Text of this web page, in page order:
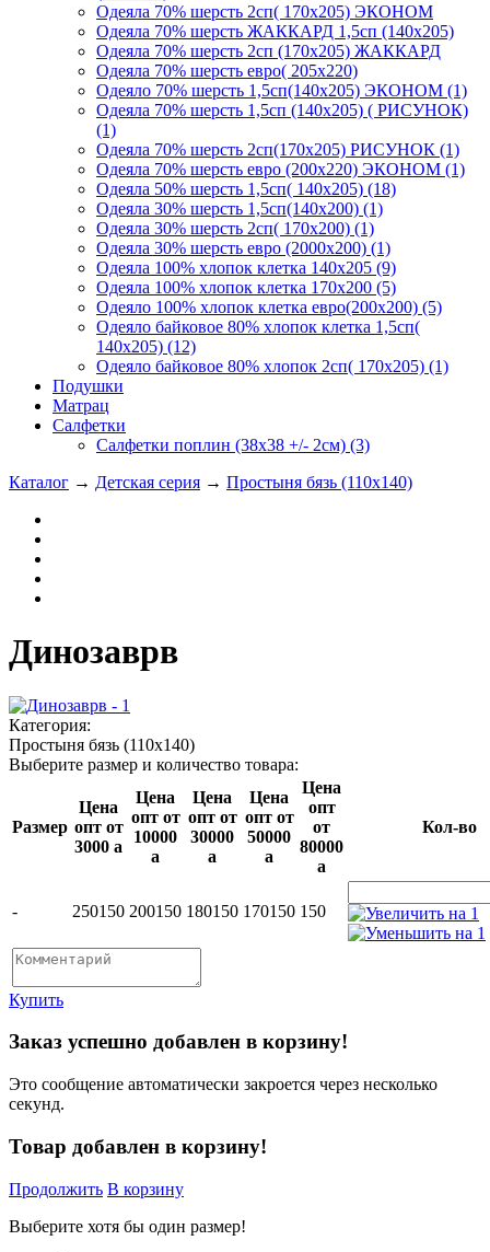
Одеяла 70% шерсть 2сп( 170х205) ЭКОНОМ
Одеяла 70% шерсть ЖАККАРД 1,5сп (140х205)
Одеяла 70% шерсть 2сп (170х205) ЖАККАРД
Одеяла 70% шерсть евро( 205х220)
Одеяло 70% шерсть 1,5сп(140х205) ЭКОНОМ (1)
Одеяла 70% шерсть 1,5сп (140х205) ( РИСУНОК)
(1)
Одеяла 70% шерсть 2сп(170х205) РИСУНОК (1)
Одеяла 70% шерсть евро (200х220) ЭКОНОМ (1)
Одеяла 50% шерсть 1,5сп( 140х205) (18)
Одеяла 30% шерсть 1,5сп(140х200) (1)
Одеяла 30% шерсть 2сп( 170х200) (1)
Одеяла 30% шерсть евро (2000х200) (1)
Одеяла 100% хлопок клетка 140х205 (9)
Одеяла 100% хлопок клетка 170х200 (5)
Одеяло 100% хлопок клетка евро(200х200) (5)
Одеяло байковое 80% хлопок клетка 1,5сп(
140х205) (12)
Одеяло байковое 80% хлопок 2сп( 170х205) (1)
Подушки
Матрац
Салфетки
Салфетки поплин (38х38 +/- 2см) (3)
Каталог → Детская серия → Простыня бязь (110х140)
Динозаврв
Категория:
Простыня бязь (110х140)
Выберите размер и количество товара:
Размер
Цена
опт от
3000 a
Цена
опт от
10000
a
Цена
опт от
30000
a
Цена
опт от
50000
a
Цена
опт
от
80000
a
Кол-во
- 250150 200150 180150 170150 150
Купить
Заказ успешно добавлен в корзину!
Это сообщение автоматически закроется через несколько
секунд.
Товар добавлен в корзину!
Продолжить В корзину
Выберите хотя бы один размер!